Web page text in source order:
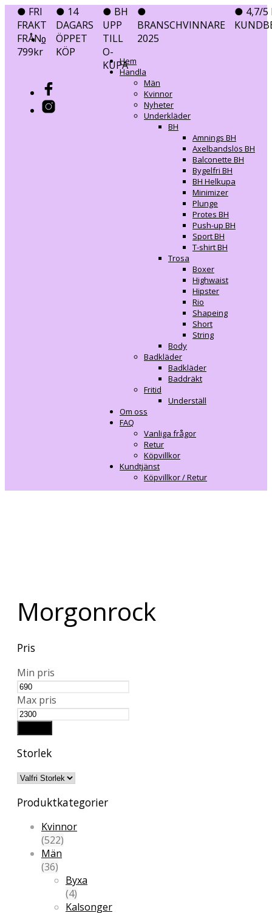
● FRI
FRAKT
FRÅN
799kr
● 14
DAGARS
ÖPPET
KÖP
● BH
UPP
TILL
O-
KUPA
●
BRANSCHVINNARE
2025
● 4,7/5
0
0
Hem
Handla
Män
Kvinnor
Nyheter
Underkläder
BH
Amnings BH
Axelbandslös BH
Balconette BH
Bygelfri BH
BH Helkupa
Minimizer
Plunge
Protes BH
Push-up BH
Sport BH
T-shirt BH
Trosa
Boxer
Highwaist
Hipster
Rio
Shapeing
Short
String
Body
Badkläder
Badkläder
Baddräkt
Fritid
Underställ
Om oss
FAQ
Vanliga frågor
Retur
Köpvillkor
Kundtjänst
Köpvillkor / Retur
Morgonrock
Pris
Min pris
Max pris
Storlek
Produktkategorier
Kvinnor
(522)
Män
(36)
Byxa
(4)
Kalsonger